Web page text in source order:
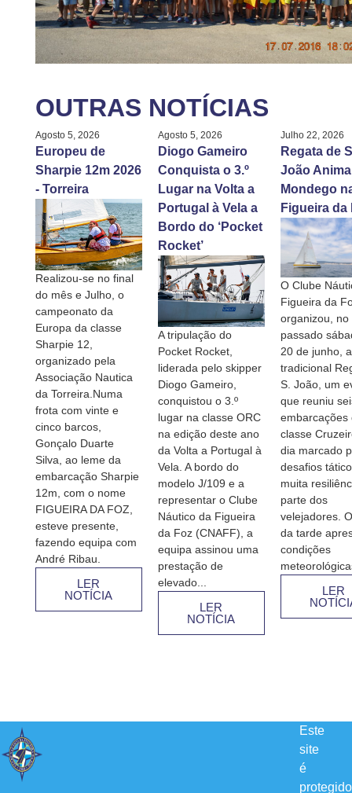
OUTRAS NOTÍCIAS
Agosto 5, 2026
Europeu de
Sharpie 12m 2026
- Torreira
Realizou-se no final
do mês e Julho, o
campeonato da
Europa da classe
Sharpie 12,
organizado pela
Associação Nautica
da Torreira.Numa
frota com vinte e
cinco barcos,
Gonçalo Duarte
Silva, ao leme da
embarcação Sharpie
12m, com o nome
FIGUEIRA DA FOZ,
esteve presente,
fazendo equipa com
André Ribau.
LER
NOTÍCIA
Agosto 5, 2026
Diogo Gameiro
Conquista o 3.º
Lugar na Volta a
Portugal à Vela a
Bordo do ‘Pocket
Rocket’
A tripulação do
Pocket Rocket,
liderada pelo skipper
Diogo Gameiro,
conquistou o 3.º
lugar na classe ORC
na edição deste ano
da Volta a Portugal à
Vela. A bordo do
modelo J/109 e a
representar o Clube
Náutico da Figueira
da Foz (CNAFF), a
equipa assinou uma
prestação de
elevado...
LER
NOTÍCIA
Julho 22, 2026
Regata de
João
Mondego
Figueira da
O Clube
Figueira da
organizou, no
passado
20 de junho, a
tradicional
S. João, um
que reuniu
embarcações
classe
dia marcado
desafios
muita
parte dos
velejadores.
da tarde
condições
LER
Este
site
é
protegido